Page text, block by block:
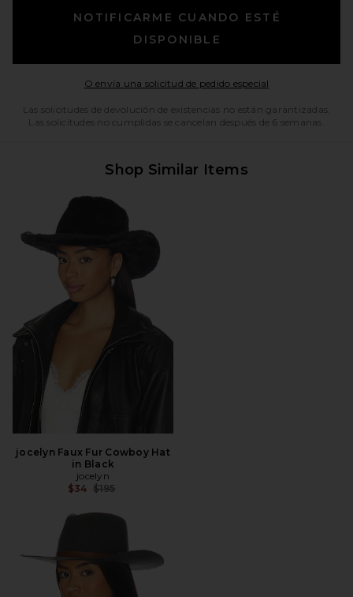
NOTIFICARME CUANDO ESTÉ
DISPONIBLE
O envía una solicitud de pedido especial
Las solicitudes de devolución de existencias no están garantizadas.
Las solicitudes no cumplidas se cancelan después de 6 semanas.
Shop Similar Items
jocelyn Faux Fur Cowboy Hat
in Black
jocelyn
$34 Precio anterior:
$195